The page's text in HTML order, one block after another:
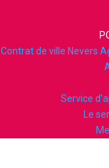
Contrat de ville Nevers
Service
Le